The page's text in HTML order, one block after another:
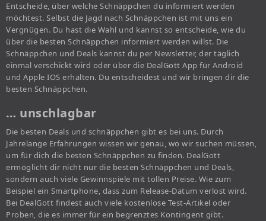
Entscheide, über welche Schnäppchen du informiert werden
möchtest. Selbst die Jagd nach Schnäppchen ist mit uns ein
Vergnügen. Du hast die Wahl und kannst so entscheide, wie du
über die besten Schnäppchen informiert werden willst. Die
Schnäppchen und Deals kannst du per Newsletter, der täglich
einmal verschickt wird oder über die DealGott App für Android
und Apple IOS erhalten. Du entscheidest und wir bringen dir die
besten Schnäppchen.
… unschlagbar
Die besten Deals und schnäppchen gibt es bei uns. Durch
Jahrelange Erfahrungen wissen wir genau, wo wir suchen müssen,
um für dich die besten Schnäppchen zu finden. DealGott
ermöglicht dir nicht nur die besten Schnäppchen und Deals,
sondern auch viele Gewinnspiele mit tollen Preise. Wie zum
Beispiel ein Smartphone, dass zum Release-Datum verlost wird.
Bei DealGott findest auch viele kostenlose Test-Artikel oder
Proben, die es immer für ein begrenztes Kontingent gibt.